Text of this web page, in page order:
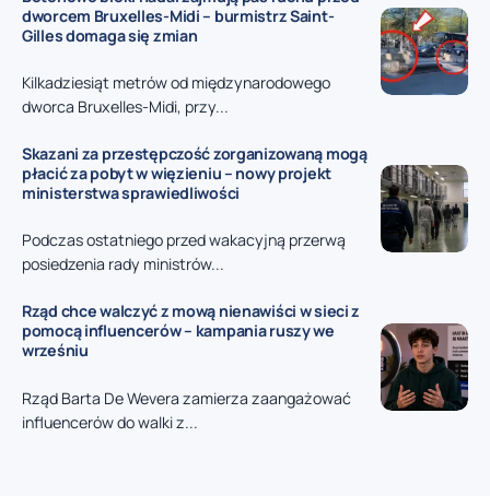
dworcem Bruxelles-Midi – burmistrz Saint-
Gilles domaga się zmian
Kilkadziesiąt metrów od międzynarodowego
dworca Bruxelles-Midi, przy...
Skazani za przestępczość zorganizowaną mogą
płacić za pobyt w więzieniu – nowy projekt
ministerstwa sprawiedliwości
Podczas ostatniego przed wakacyjną przerwą
posiedzenia rady ministrów...
Rząd chce walczyć z mową nienawiści w sieci z
pomocą influencerów – kampania ruszy we
wrześniu
Rząd Barta De Wevera zamierza zaangażować
influencerów do walki z...